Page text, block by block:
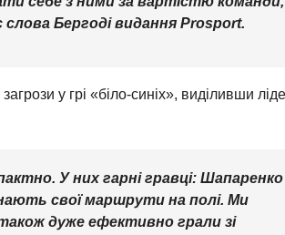
Бергоді видання Prosport.
у грі «біло-синіх», виділивши
У них гарні гравці: Шапаренко
свої маршрути на полі. Ми
дуже ефективно грали зі